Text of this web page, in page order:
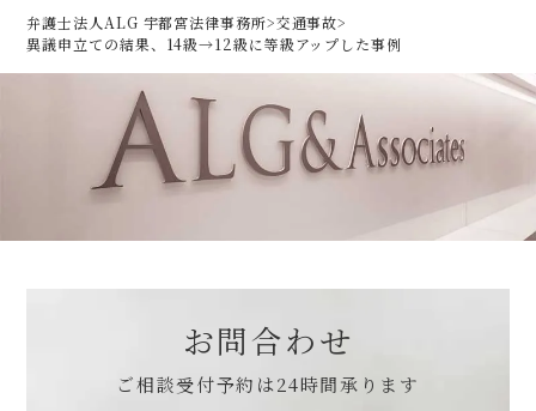
弁護士法人ALG 宇都宮法律事務所>交通事故>
異議申立ての結果、14級→12級に等級アップした事例
お問合わせ
ご相談受付予約は24時間承ります